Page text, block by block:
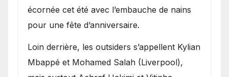
écornée cet été avec l’embauche de nains
pour une fête d’anniversaire.
Loin derrière, les outsiders s’appellent Kylian
Mbappé et Mohamed Salah (Liverpool),